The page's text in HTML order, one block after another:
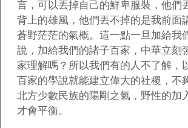
言，可以丟掉自己的鮮卑服裝，他們
背上的雄風，他們丟不掉的是我前面
蒼野茫茫的氣概。這一點一旦加給我
說，加給我們的諸子百家，中華立刻
家理解嗎？所以我們有的人不了解，
百家的學說就能建立偉大的社稷，不
北方少數民族的陽剛之氣，野性的加
才會平衡。